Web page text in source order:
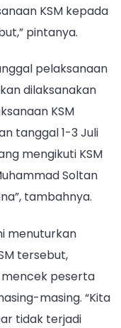
KSM kepada
pintanya.
pelaksanaan
dilaksanakan
KSM
tanggal 1-3 Juli
mengikuti KSM
Soltan
tambahnya.
menuturkan
tersebut,
peserta
masing. “Kita
tidak terjadi